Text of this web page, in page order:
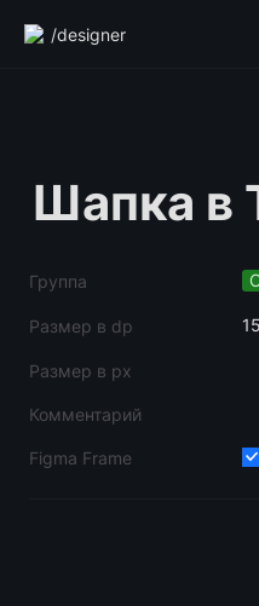
/designer
Шапка в
Группа
Размер в dp
Размер в px
Комментарий
Figma Frame